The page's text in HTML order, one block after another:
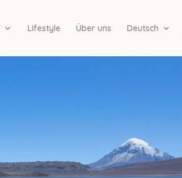
Lifestyle Über uns Deutsch